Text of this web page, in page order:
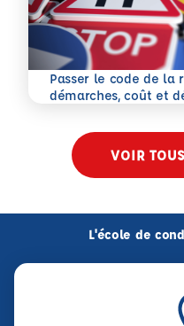
Passer le code de la
démarches, coût et
En savoir plus
VOIR
L'école de